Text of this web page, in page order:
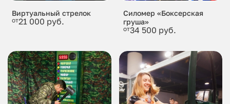
Виртуальный стрелок
от21 000 руб.
Силомер «Боксерская
груша»
от34 500 руб.